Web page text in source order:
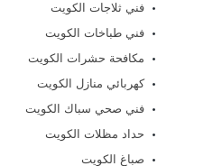
فني ثلاجات الكويت
فني طباخات الكويت
مكافحة حشرات الكويت
كهربائي منازل الكويت
فني صحي سباك الكويت
حداد مظلات الكويت
صباغ الكويت